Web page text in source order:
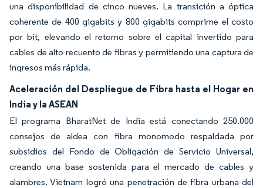
una disponibilidad de cinco nueves. La transición a óptica
coherente de 400 gigabits y 800 gigabits comprime el costo
por bit, elevando el retorno sobre el capital invertido para
cables de alto recuento de fibras y permitiendo una captura de
ingresos más rápida.
Aceleración del Despliegue de Fibra hasta el Hogar en
India y la ASEAN
El programa BharatNet de India está conectando 250.000
consejos de aldea con fibra monomodo respaldada por
subsidios del Fondo de Obligación de Servicio Universal,
creando una base sostenida para el mercado de cables y
alambres. Vietnam logró una penetración de fibra urbana del